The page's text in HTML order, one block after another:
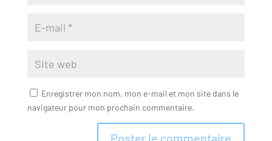
Enregistrer mon nom, mon e-mail et mon site dans le
navigateur pour mon prochain commentaire.